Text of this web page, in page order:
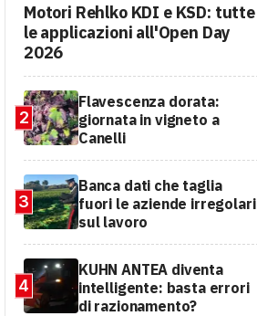
Motori Rehlko KDI e KSD: tutte
le applicazioni all'Open Day
2026
2
Flavescenza dorata:
giornata in vigneto a
Canelli
3
Banca dati che taglia
fuori le aziende irregolari
sul lavoro
4
KUHN ANTEA diventa
intelligente: basta errori
di razionamento?